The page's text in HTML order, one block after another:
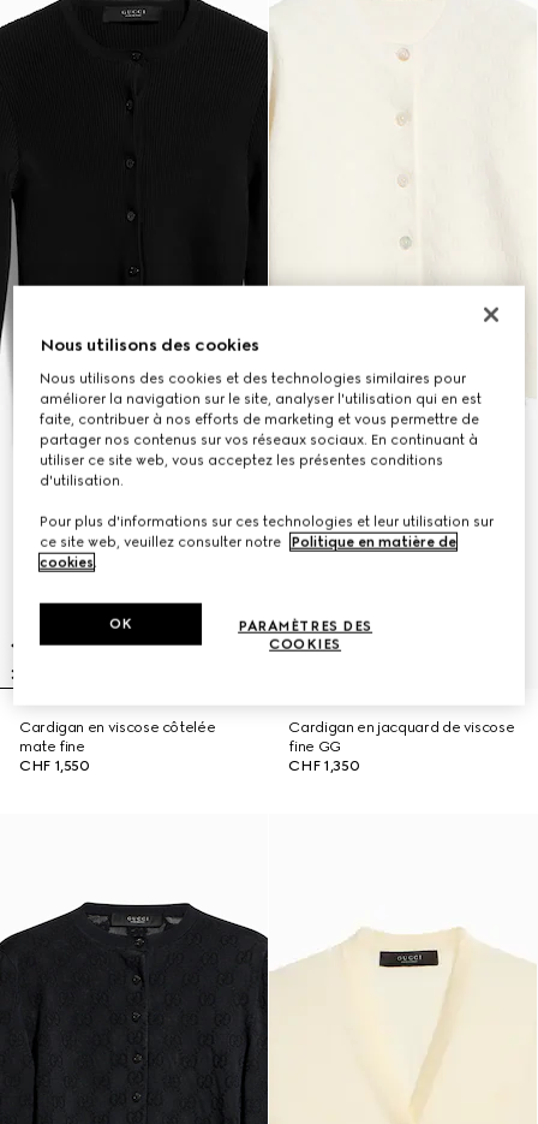
Cardigan en viscose côtelée
mate fine
CHF 1,550
Cardigan en jacquard de viscose
fine GG
CHF 1,350
Nous utilisons des cookies
Nous utilisons des cookies et des technologies similaires pour
améliorer la navigation sur le site, analyser l'utilisation qui en est
faite, contribuer à nos efforts de marketing et vous permettre de
partager nos contenus sur vos réseaux sociaux. En continuant à
utiliser ce site web, vous acceptez les présentes conditions
d'utilisation.
Pour plus d'informations sur ces technologies et leur utilisation sur
ce site web, veuillez consulter notre
Politique en matière de
cookies.
PARAMÈTRES DES
COOKIES
OK